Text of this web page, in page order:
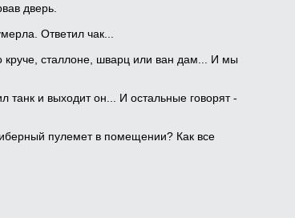
дверь.
Ответил чак...
круче, сталлоне, шварц или ван дам... И мы
танк и выходит он... И остальные говорят -
пулемет в помещении? Как все